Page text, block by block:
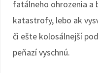
fatálneho ohrozenia a
katastrofy, lebo ak
či ešte kolosálnejší
peňazí vyschnú.